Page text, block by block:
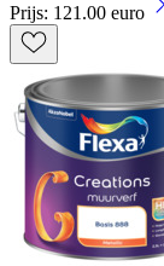
Prijs: 121.00 euro